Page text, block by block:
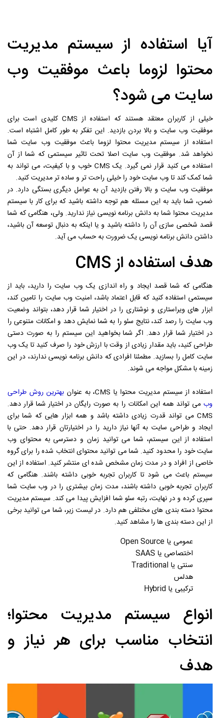
آیا استفاده از سیستم مدیریت
محتوا لزوما باعث موفقیت وب
سایت می شود؟
خیلی از کاربران معتقد هستند که استفاده از CMS کلیدی است برای
موفقیت وب سایت و بالا بردن بازدید. این تفکر به طور کامل اشتباه است.
استفاده از سیستم مدیریت محتوا لزوما باعث موفقیت وب سایت شما
نخواهد شد. موفقیت وب سایت اصلا تحت تاثیر سیستمی که شما از آن
استفاده می کنید قرار نمی گیرد. یک CMS خوب و با کیفیت، می تواند به
شما کمک کند تا وب سایت خود را خیلی راحت تر و ساده تر مدیریت کنید.
موفقیت وب سایت و بالا رفتن بازدید آن به عوامل دیگری بستگی دارد. در
ضمن، شما باید به این مسئله هم توجه داشته باشید که برای کار با سیستم
مدیریت محتوا شما به دانش برنامه نویسی نیاز ندارید. ولی، هنگامی که شما
قصد شخصی سازی آن را داشته باشید و یا اینکه به دنبال توسعه آن باشید،
داشتن دانش برنامه نویسی یک ضرورت به حساب می آید.
هدف استفاده از CMS
هنگامی که شما قصد ایجاد و راه اندازی یک وب سایت را دارید، باید از
سیستمی استفاده کنید که قابل اعتماد باشد، امنیت وب سایت را تامین کند،
ابزار های ویراستاری و نوشتاری را در اختیار شما قرار دهد، بتواند وضعیت
وب سایت را رصد کند، نتایج سئو را به شما نمایش دهد و امکانات متنوعی را
در اختیار شما قرار دهد. اگر شما بخواهید این سیستم را به صورت دستی
طراحی کنید، باید مقدار زیادی از وقت با ارزش خود را صرف کنید تا یک وب
سایت کامل را بسازید. مطمئنا افرادی که دانش برنامه نویسی ندارند، در این
زمینه با مشکل مواجه می شوند.
استفاده از سیستم مدیریت محتوا یا CMS، به عنوان
بهترین روش طراحی
وب می تواند همه این امکانات را به صورت رایگان در اختیار شما قرار دهد.
CMS می تواند قدرت زیادی داشته باشد و همه ابزار هایی که شما برای
ایجاد و طراحی سایت به آنها نیاز دارید را در اختیارتان قرار دهد. حتی با
استفاده از این سیستم، شما می توانید زمان و دسترسی به محتوای وب
سایت خود را محدود کنید. شما می توانید محتوای انتخاب شده را برای گروه
خاصی از افراد و در مدت زمان مشخص شده ای منتشر کنید. استفاده از این
سیستم باعث می شود تا کاربران تجربه خوبی داشته باشند. هنگامی که
کاربران تجربه خوبی داشته باشند، مدت زمان بیشتری را در وب سایت شما
سپری کرده و در نهایت، رتبه سئو شما افزایش پیدا می کند. سیستم مدیریت
محتوا دسته بندی های مختلفی هم دارد. در لیست زیر، شما می توانید برخی
از این دسته بندی ها را مشاهد کنید.
عمومی یا Open Source
اختصاصی یا SAAS
سنتی یا Traditional
هدلس
ترکیبی یا Hybrid
انواع سیستم مدیریت محتوا؛
انتخاب مناسب برای هر نیاز و
هدف